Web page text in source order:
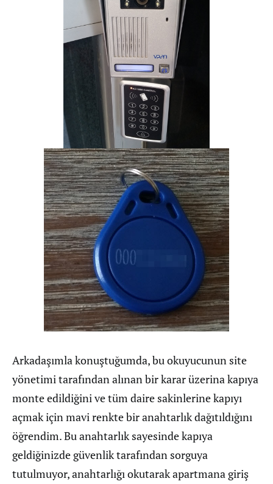
Arkadaşımla konuştuğumda, bu okuyucunun site
yönetimi tarafından alınan bir karar üzerina kapıya
monte edildiğini ve tüm daire sakinlerine kapıyı
açmak için mavi renkte bir anahtarlık dağıtıldığını
öğrendim. Bu anahtarlık sayesinde kapıya
geldiğinizde güvenlik tarafından sorguya
tutulmuyor, anahtarlığı okutarak apartmana giriş